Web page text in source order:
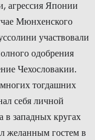
агрессия Японии
Мюнхенского
участвовали
одобрения
Чехословакии.
тогдашних
себя личной
в западных кругах
желанным гостем в